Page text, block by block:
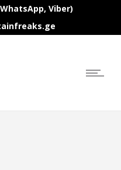
Viber)